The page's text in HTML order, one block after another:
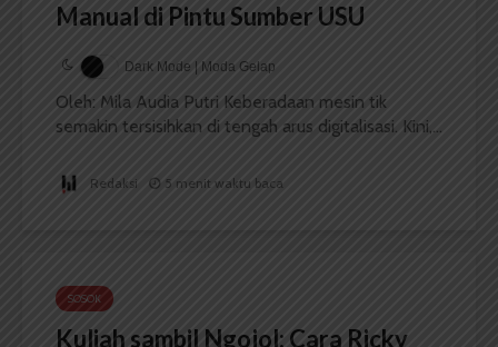
Manual di Pintu Sumber USU
Dark Mode | Moda Gelap
Oleh: Mila Audia Putri Keberadaan mesin tik
semakin tersisihkan di tengah arus digitalisasi. Kini,...
Redaksi 5 menit waktu baca
SOSOK
Kuliah sambil Ngojol: Cara Ricky